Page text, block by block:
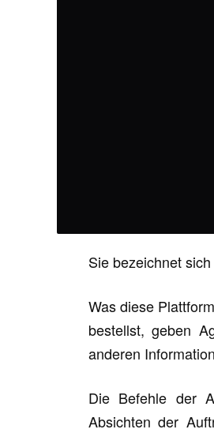
Sie bezeichnet
Was diese
bestellst, geben
anderen
Die Befehle der
Absichten der